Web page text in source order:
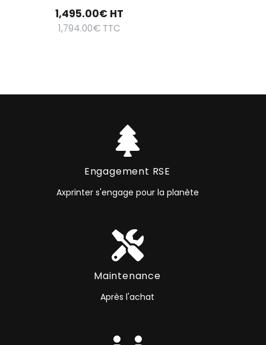
1,495.00€ HT
1,794.00€TTC
Engagement RSE
Axprinter s'engage pour la planète
Maintenance
Après l'achat